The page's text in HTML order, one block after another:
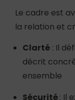
Le cadre est
la relation et
Clarté : Il
décrit
ensemble
Sécurité: Il